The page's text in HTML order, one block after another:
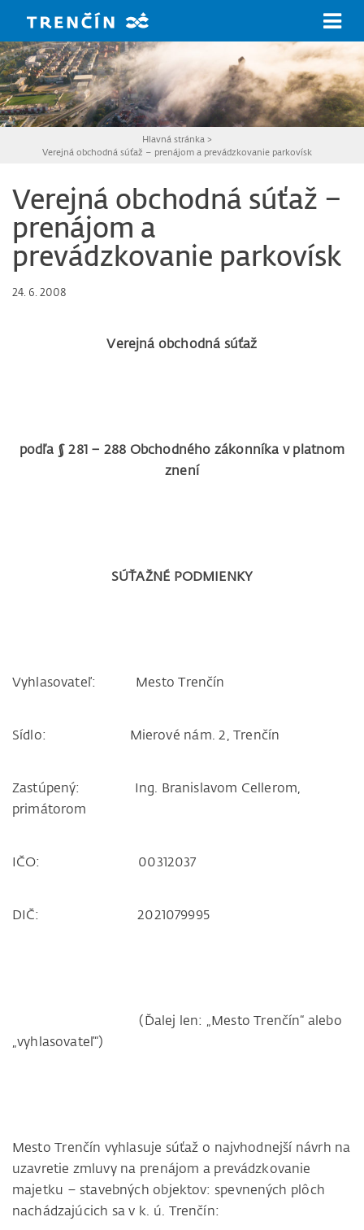
Hlavná stránka >
Verejná obchodná súťaž – prenájom a prevádzkovanie parkovísk
Verejná obchodná súťaž –
prenájom a
prevádzkovanie parkovísk
24. 6. 2008
Verejná obchodná súťaž
podľa § 281 – 288 Obchodného zákonníka v platnom
znení
SÚŤAŽNÉ PODMIENKY
Vyhlasovateľ: Mesto Trenčín
Sídlo: Mierové nám. 2, Trenčín
Zastúpený: Ing. Branislavom Cellerom,
primátorom
IČO: 00312037
DIČ: 2021079995
(Ďalej len: „Mesto Trenčín“ alebo
„vyhlasovateľ“)
Mesto Trenčín vyhlasuje súťaž o najvhodnejší návrh na
uzavretie zmluvy na prenájom a prevádzkovanie
majetku – stavebných objektov: spevnených plôch
nachádzajúcich sa v k. ú. Trenčín: